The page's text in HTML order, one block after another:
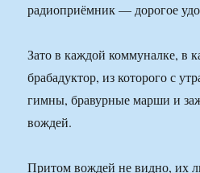
радиоприёмник — дорогое
Зато в каждой коммуналке, в
брабадуктор, из которого с
гимны, бравурные марши и
вождей.
Притом вождей не видно, их